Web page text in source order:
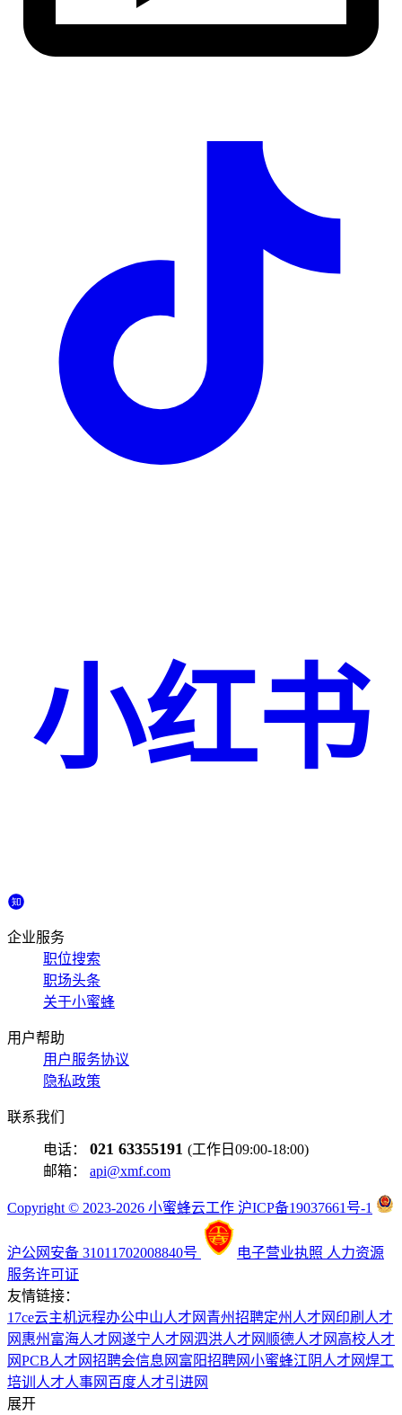
小红书
企业服务
职位搜索
职场头条
关于小蜜蜂
用户帮助
用户服务协议
隐私政策
联系我们
电话： 021 63355191 (工作日09:00-18:00)
邮箱： api@xmf.com
Copyright © 2023-2026 小蜜蜂云工作 沪ICP备19037661号-1
沪公网安备 31011702008840号 电子营业执照 人力资源
服务许可证
友情链接：
17ce云主机远程办公中山人才网 青州招聘定州人才网 印刷人才
网 惠州富海人才网遂宁人才网泗洪人才网 顺德人才网 高校人才
网PCB人才网招聘会信息网 富阳招聘网小蜜蜂江阴人才网焊工
培训 人才人事网 百度人才引进网
展开